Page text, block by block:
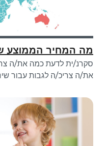
מה המחיר הממוצע
סקרנ/ית לדעת כמה את/ה
את/ה צריכ/ה לגבות עבור